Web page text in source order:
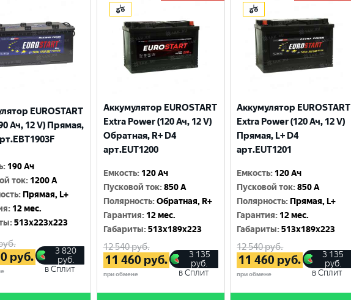
EUROSTART
Ач, 12 V) Прямая,
: 190 Ач
ток: 1200 A
: Прямая, L+
: 12 мес.
:513x223x223
руб.
3 820
руб.
в Сплит
Аккумулятор EUROSTART
Extra Power (120 Ач, 12 V)
Обратная, R+ D4
арт.EUT1200
Емкость: 120 Ач
Пусковой ток:850 A
Полярность:Обратная, R+
Гарантия: 12 мес.
Габариты:513x189x223
12 540руб.
11 460 руб.
при обмене
3 135
руб.
в Сплит
Аккумулятор EUROSTART
Extra Power (120 Ач, 12 V)
Прямая, L+ D4
арт.EUT1201
Емкость: 120 Ач
Пусковой ток:850 A
Полярность: Прямая, L+
Гарантия: 12 мес.
Габариты:513x189x223
12 540руб.
11 460 руб.
при обмене
3 135
руб.
в Сплит